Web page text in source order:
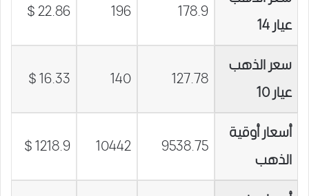
عيار 14
178.9
196
22.86 $
سعر الذهب
عيار 10
127.78
140
16.33 $
أسعار أوقية
الذهب
9538.75
10442
1218.9 $